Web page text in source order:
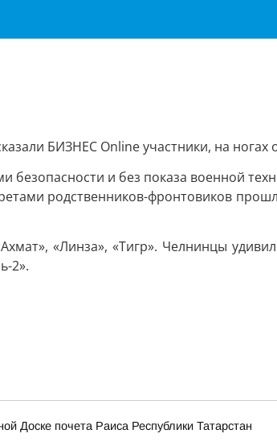
БИЗНЕС Online участники, на ногах
и без показа военной
родственников-фронтовиков
«Линза», «Тигр». Челнинцы
2».
Доске почета Раиса Республики Татарстан